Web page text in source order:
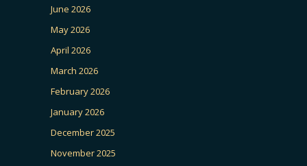
June 2026
May 2026
April 2026
March 2026
February 2026
January 2026
December 2025
November 2025